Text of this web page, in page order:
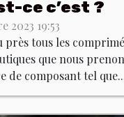
ce c’est ?
2023 19:53
près tous les
que nous
de composant tel